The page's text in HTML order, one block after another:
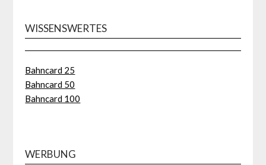
WISSENSWERTES
Bahncard 25
Bahncard 50
Bahncard 100
WERBUNG